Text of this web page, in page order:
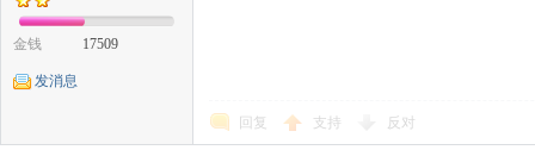
金钱 17509
发消息
回复 支持 反对